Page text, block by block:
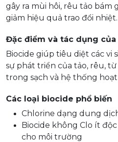
gây ra mùi hôi, rêu tảo bám
giảm hiệu quả trao đổi nhiệt.
Đặc điểm và tác dụng
Biocide giúp tiêu diệt các vi
sự phát triển của tảo, rêu,
trong sạch và hệ thống
Các loại biocide phổ biến
Chlorine dạng dung
Biocide không Clo ít
cho môi trường